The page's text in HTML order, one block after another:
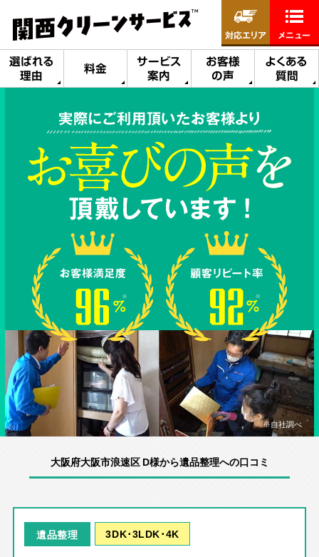
選ばれる
理由
料金
サービス
案内
お客様
の声
よくある
質問
対応エリア メニュー
実際にご利用頂いたお客様より
※自社調べ
大阪府大阪市浪速区 D様から遺品整理への口コミ
遺品整理 3DK･3LDK･4K